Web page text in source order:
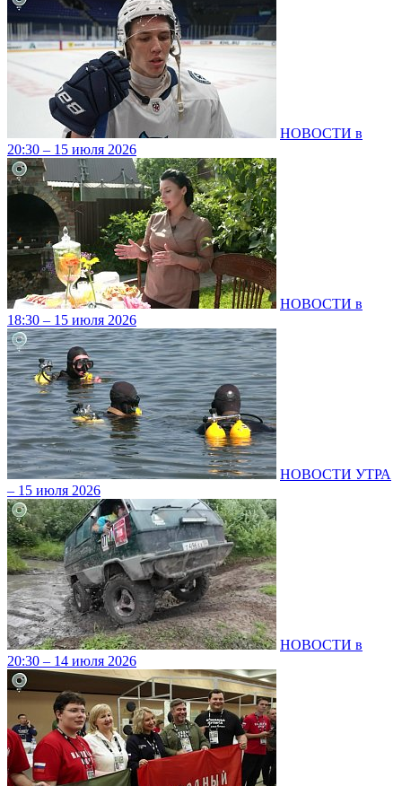
НОВОСТИ в
20:30 – 15 июля 2026
НОВОСТИ в
18:30 – 15 июля 2026
НОВОСТИ УТРА
– 15 июля 2026
НОВОСТИ в
20:30 – 14 июля 2026